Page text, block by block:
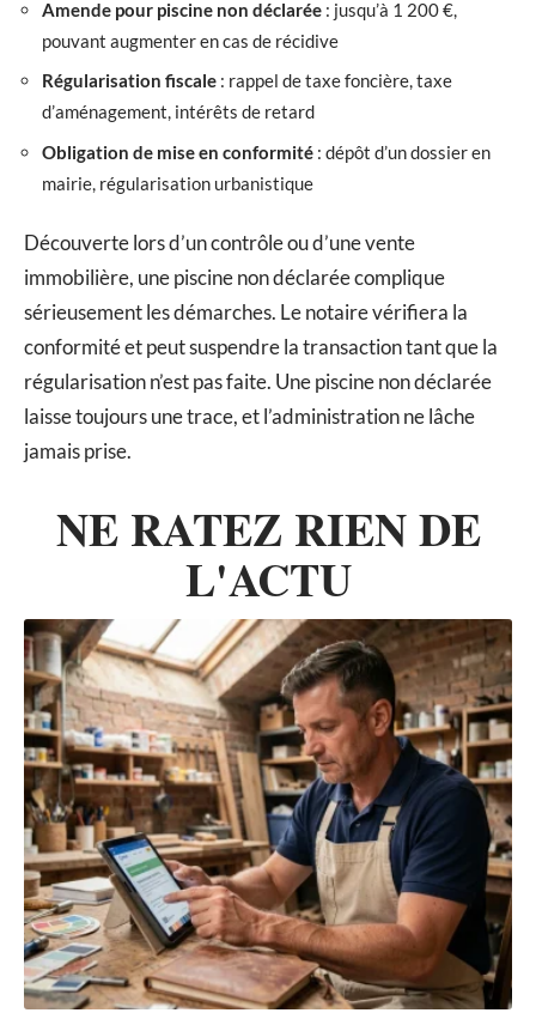
Amende pour piscine non déclarée : jusqu’à 1 200 €,
pouvant augmenter en cas de récidive
Régularisation fiscale : rappel de taxe foncière, taxe
d’aménagement, intérêts de retard
Obligation de mise en conformité : dépôt d’un dossier en
mairie, régularisation urbanistique
Découverte lors d’un contrôle ou d’une vente
immobilière, une piscine non déclarée complique
sérieusement les démarches. Le notaire vérifiera la
conformité et peut suspendre la transaction tant que la
régularisation n’est pas faite. Une piscine non déclarée
laisse toujours une trace, et l’administration ne lâche
jamais prise.
NE RATEZ RIEN DE
L'ACTU